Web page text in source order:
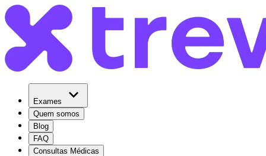
Exames
Quem somos
Blog
FAQ
Consultas Médicas